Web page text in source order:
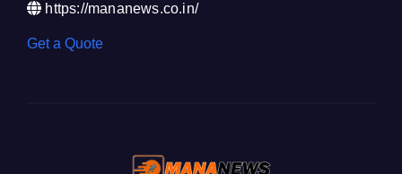
https://mananews.co.in/
Get a Quote